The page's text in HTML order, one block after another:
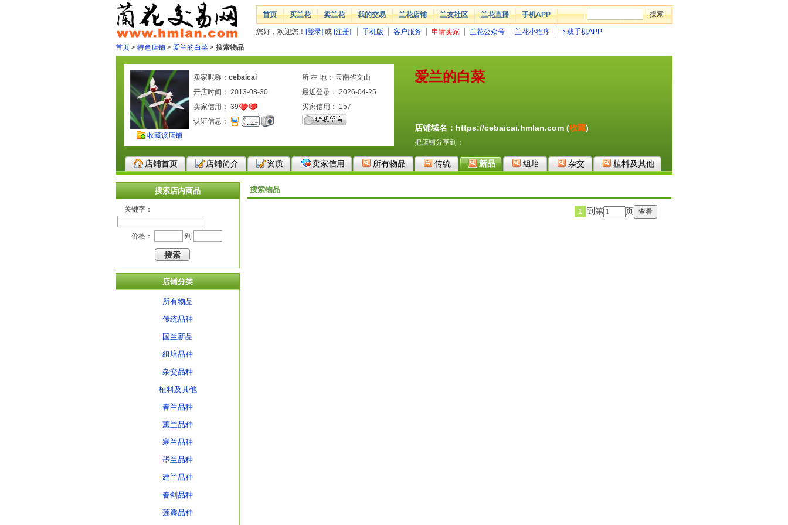
首页 买兰花 卖兰花 我的交易 兰花店铺 兰友社区 兰花直播 手机APP
您好，欢迎您！ [登录] 或 [注册] 手机版 客户服务 申请卖家 兰花公众号 兰花小程序
下载手机APP
首页 > 特色店铺 > 爱兰的白菜 > 搜索物品
爱兰的白菜
店铺域名：https://cebaicai.hmlan.com (收藏)
把店铺分享到：
收藏该店铺
卖家昵称： cebaicai
所 在 地： 云南省文山
开店时间： 2013-08-30
最近登录： 2026-04-25
卖家信用： 39 买家信用： 157
认证信息：
店铺首页 店铺简介 资质 卖家信用 所有物品 传统 新品 组培 杂交 植料及其他
搜索店内商品
关键字：
价格： 到
店铺分类
所有物品
传统品种
国兰新品
组培品种
杂交品种
植料及其他
春兰品种
蕙兰品种
寒兰品种
墨兰品种
建兰品种
春剑品种
莲瓣品种
搜索物品
1 到第 页